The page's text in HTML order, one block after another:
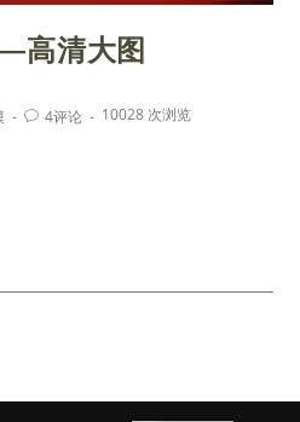
高清大图
4评论 10028 次浏览